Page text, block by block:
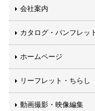
会社案内
カタログ・パンフレッ
ホームページ
リーフレット・ちらし
動画撮影・映像編集